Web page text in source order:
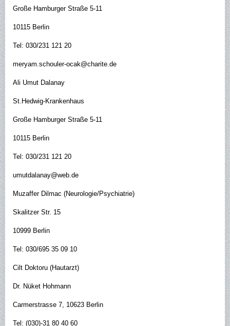
Große Hamburger Straße 5-11
10115 Berlin
Tel: 030/231 121 20
meryam.schouler-ocak@charite.de
Ali Umut Dalanay
St.Hedwig-Krankenhaus
Große Hamburger Straße 5-11
10115 Berlin
Tel: 030/231 121 20
umutdalanay@web.de
Muzaffer Dilmac (Neurologie/Psychiatrie)
Skalitzer Str. 15
10999 Berlin
Tel: 030/695 35 09 10
Cilt Doktoru (Hautarzt)
Dr. Nüket Hohmann
Carmerstrasse 7, 10623 Berlin
Tel: (030)-31 80 40 60